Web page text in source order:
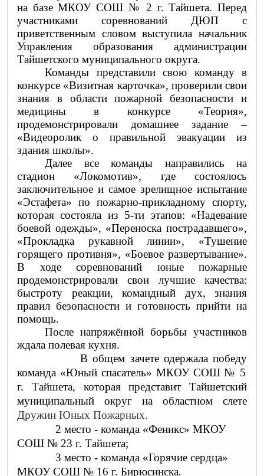
на базе МКОУ СОШ № 2 г. Тайшета. Перед
участниками соревнований ДЮП с
приветственным словом выступила начальник
Управления образования администрации
Тайшетского муниципального округа.
Команды представили свою команду в
конкурсе «Визитная карточка», проверили свои
знания в области пожарной безопасности и
медицины в конкурсе «Теория»,
продемонстрировали домашнее задание –
«Видеоролик о правильной эвакуации из
здания школы».
Далее все команды направились на
стадион «Локомотив», где состоялось
заключительное и самое зрелищное испытание
«Эстафета» по пожарно-прикладному спорту,
которая состояла из 5-ти этапов: «Надевание
боевой одежды», «Переноска пострадавшего»,
«Прокладка рукавной линии», «Тушение
горящего противня», «Боевое развертывание».
В ходе соревнований юные пожарные
продемонстрировали свои лучшие качества:
быстроту реакции, командный дух, знания
правил безопасности и готовность прийти на
помощь.
После напряжённой борьбы участников
ждала полевая кухня.
В общем зачете одержала победу
команда «Юный спасатель» МКОУ СОШ № 5
г. Тайшета, которая представит Тайшетский
муниципальный округ на областном слете
Дружин Юных Пожарных.
2 место - команда «Феникс» МКОУ
СОШ № 23 г. Тайшета;
3 место - команда «Горячие сердца»
МКОУ СОШ № 16 г. Бирюсинска.